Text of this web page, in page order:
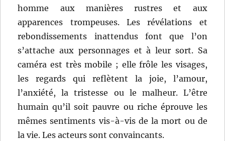
homme aux manières rustres et aux
apparences trompeuses. Les révélations et
rebondissements inattendus font que l’on
s’attache aux personnages et à leur sort. Sa
caméra est très mobile ; elle frôle les visages,
les regards qui reflètent la joie, l’amour,
l’anxiété, la tristesse ou le malheur. L’être
humain qu’il soit pauvre ou riche éprouve les
mêmes sentiments vis-à-vis de la mort ou de
la vie. Les acteurs sont convaincants.